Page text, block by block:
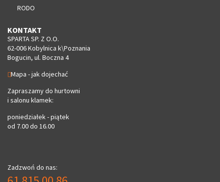
RODO
KONTAKT
SPARTA SP. Z O.O.
62-006 Kobylnica k\Poznania
Bogucin, ul. Boczna 4
Mapa - jak dojechać
Zapraszamy do hurtowni
i salonu klamek:
poniedziałek - piątek
od 7.00 do 16.00
Zadzwoń do nas: